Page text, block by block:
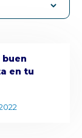
buen
en tu